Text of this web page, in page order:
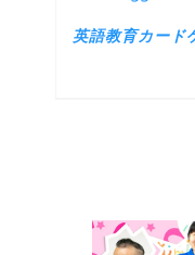
英語教育カード